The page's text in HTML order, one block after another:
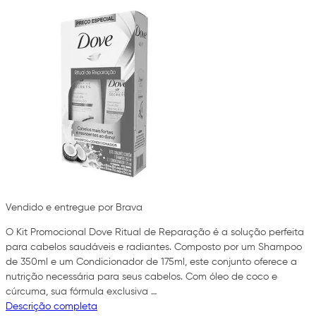
Vendido e entregue por Brava
O Kit Promocional Dove Ritual de Reparação é a solução perfeita
para cabelos saudáveis e radiantes. Composto por um Shampoo
de 350ml e um Condicionador de 175ml, este conjunto oferece a
nutrição necessária para seus cabelos. Com óleo de coco e
cúrcuma, sua fórmula exclusiva …
Descrição completa